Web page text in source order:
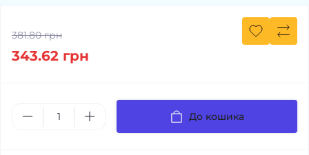
381.80 грн
343.62 грн
До кошика